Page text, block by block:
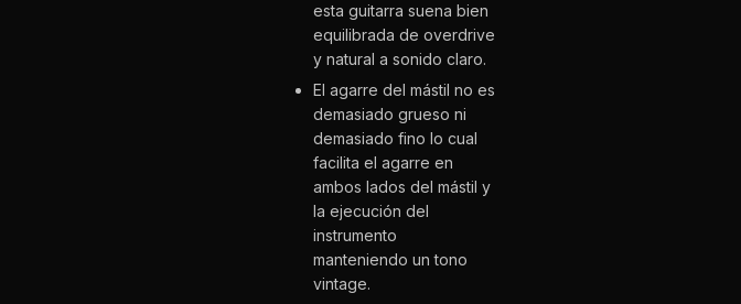
esta guitarra suena bien
equilibrada de overdrive
y natural a sonido claro.
El agarre del mástil no es
demasiado grueso ni
demasiado fino lo cual
facilita el agarre en
ambos lados del mástil y
la ejecución del
instrumento
manteniendo un tono
vintage.